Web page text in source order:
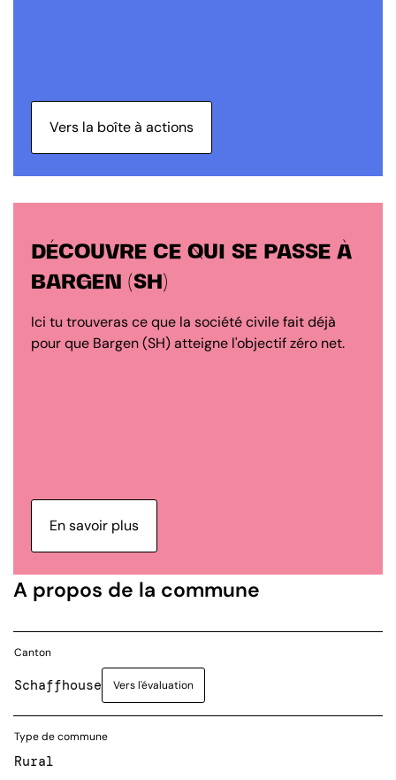
Vers la boîte à actions
DÉCOUVRE CE QUI SE PASSE À
BARGEN (SH)
Ici tu trouveras ce que la société civile fait déjà
pour que Bargen (SH) atteigne l'objectif zéro net.
En savoir plus
A propos de la commune
Canton
Schaffhouse Vers l'évaluation
Type de commune
Rural